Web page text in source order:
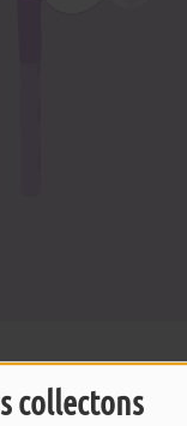
collectons
TÉLÉCHARGER LE